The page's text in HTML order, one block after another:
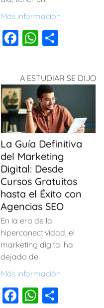
Más información
F
e
b
o
o
k
W
at
s
A
p
p
m
p
ar
tir
A ESTUDIAR SE DIJO
La Guía Definitiva
del Marketing
Digital: Desde
Cursos Gratuitos
hasta el Éxito con
Agencias SEO
En la era de la
hiperconectividad, el
marketing digital ha
dejado de
Más información
F
W